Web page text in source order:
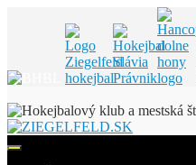
to
content